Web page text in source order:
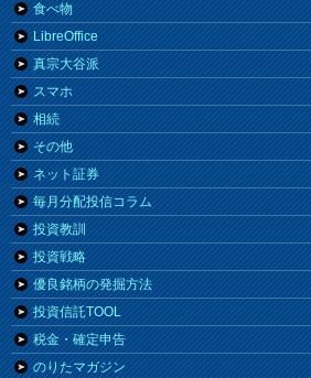
食べ物
LibreOffice
真宗大谷派
スマホ
相続
その他
ネット証券
毎月分配投信コラム
投資教訓
投資戦略
優良銘柄の発掘方法
投資信託TOOL
税金・確定申告
のりたマガジン